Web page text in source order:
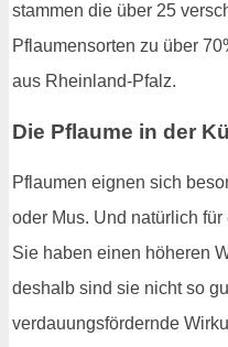
stammen die über 25
Pflaumensorten zu über
aus Rheinland-Pfalz.
Die Pflaume in der
Pflaumen eignen sich
oder Mus. Und natürlich
Sie haben einen höheren
deshalb sind sie nicht so
verdauungsfördernde